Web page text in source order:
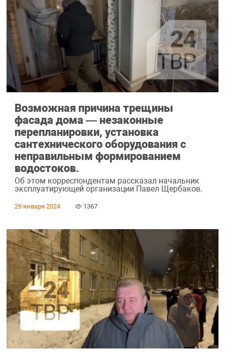
Возможная причина трещины
фасада дома — незаконные
перепланировки, установка
сантехнического оборудования с
неправильным формированием
водостоков.
Об этом корреспондентам рассказал начальник
эксплуатирующей организации Павел Щербаков.
29 января 2024 1367